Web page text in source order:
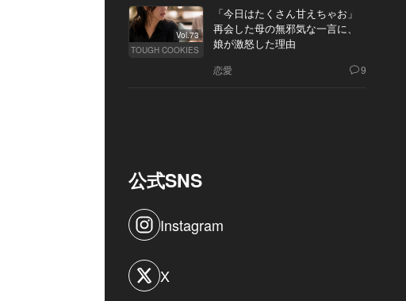
Vol.73
TOUGH COOKIES
「今日はたくさん甘えちゃお」
再会した母の無邪気な一言に、
娘が激怒した理由
恋愛 9
公式SNS
Instagram
X